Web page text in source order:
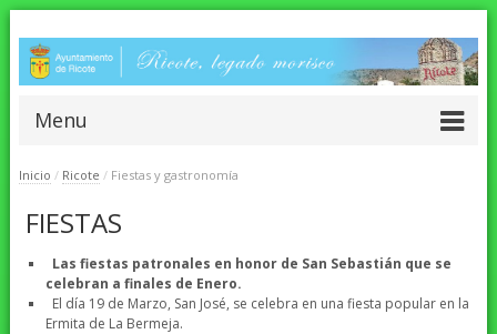
Menu
Inicio / Ricote / Fiestas y gastronomía
FIESTAS
Las fiestas patronales en honor de San Sebastián que se
celebran a finales de Enero.
El día 19 de Marzo, San José, se celebra en una fiesta popular en la
Ermita de La Bermeja.